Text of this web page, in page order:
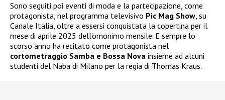
Sono seguiti poi eventi di moda e la partecipazione, come
protagonista, nel programma televisivo Pic Mag Show, su
Canale Italia, oltre a essersi conquistata la copertina per il
mese di aprile 2025 dell’omonimo mensile. E sempre lo
scorso anno ha recitato come protagonista nel
cortometraggio Samba e Bossa Nova insieme ad alcuni
studenti del Naba di Milano per la regia di Thomas Kraus.